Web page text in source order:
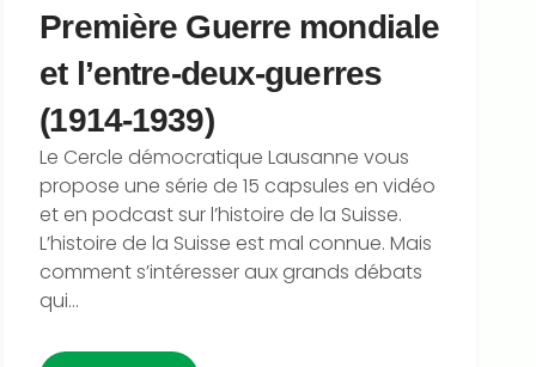
Première Guerre mondiale
et l’entre-deux-guerres
(1914-1939)
Le Cercle démocratique Lausanne vous
propose une série de 15 capsules en vidéo
et en podcast sur l’histoire de la Suisse.
L’histoire de la Suisse est mal connue. Mais
comment s’intéresser aux grands débats
qui...